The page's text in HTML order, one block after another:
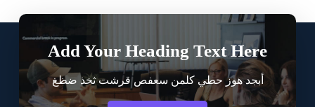
Add Your Heading Text Here
أبجد هوز حطي كلمن سعفص قرشت ثخذ ضظغ